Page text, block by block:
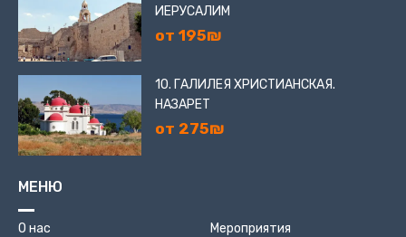
ИЕРУСАЛИМ
от 195₪
10. ГАЛИЛЕЯ ХРИСТИАНСКАЯ.
НАЗАРЕТ
от 275₪
МЕНЮ
О нас
Мероприятия